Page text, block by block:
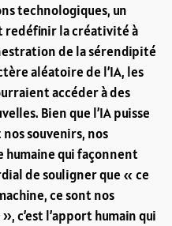
technologiques, un
redéfinir la créativité à
de la sérendipité
aléatoire de l’IA, les
accéder à des
Bien que l’IA puisse
souvenirs, nos
humaine qui façonnent
de souligner que « ce
ce sont nos
c’est l’apport humain qui